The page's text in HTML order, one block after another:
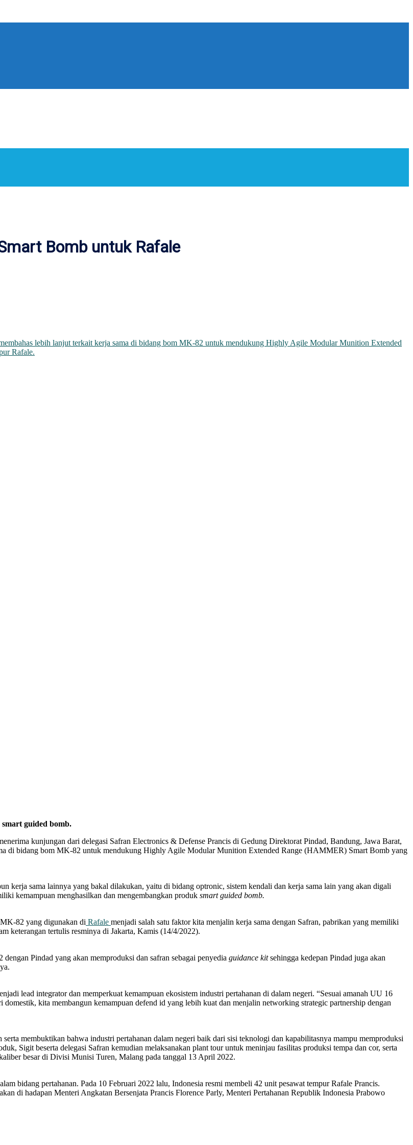
Bomb untuk Rafale
guided bomb.
kunjungan dari delegasi Safran Electronics & Defense Prancis di Gedung Direktorat Pindad, Bandung, Jawa Barat,
di bidang bom MK-82 untuk mendukung Highly Agile Modular Munition Extended Range (HAMMER) Smart Bomb yang
kerja sama lainnya yang bakal dilakukan, yaitu di bidang optronic, sistem kendali dan kerja sama lain yang akan digali
kemampuan menghasilkan dan mengembangkan produk smart guided bomb.
82 yang digunakan di Rafale menjadi salah satu faktor kita menjalin kerja sama dengan Safran, pabrikan yang memiliki
keterangan tertulis resminya di Jakarta, Kamis (14/4/2022).
Pindad yang akan memproduksi dan safran sebagai penyedia guidance kitsehingga kedepan Pindad juga akan
lead integrator dan memperkuat kemampuan ekosistem industri pertahanan di dalam negeri. “Sesuai amanah UU 16
kita membangun kemampuan defend id yang lebih kuat dan menjalin networking strategic partnership dengan
membuktikan bahwa industri pertahanan dalam negeri baik dari sisi teknologi dan kapabilitasnya mampu memproduksi
Sigit beserta delegasi Safran kemudian melaksanakan plant tour untuk meninjau fasilitas produksi tempa dan cor, serta
besar di Divisi Munisi Turen, Malang pada tanggal 13 April 2022.
bidang pertahanan. Pada 10 Februari 2022 lalu, Indonesia resmi membeli 42 unit pesawat tempur Rafale Prancis.
di hadapan Menteri Angkatan Bersenjata Prancis Florence Parly, Menteri Pertahanan Republik Indonesia Prabowo